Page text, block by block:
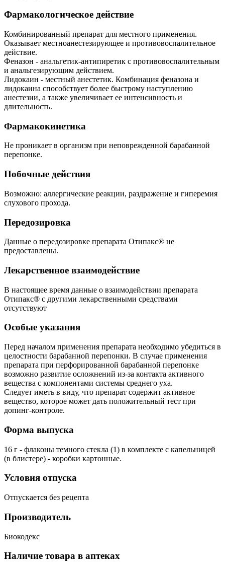
Фармакологическое действие
Комбинированный препарат для местного применения.
Оказывает местноанестезирующее и противовоспалительное
действие.
Феназон - анальгетик-антипиретик с противовоспалительным
и анальгезирующим действием.
Лидокаин - местный анестетик. Комбинация феназона и
лидокаина способствует более быстрому наступлению
анестезии, а также увеличивает ее интенсивность и
длительность.
Фармакокинетика
Не проникает в организм при неповрежденной барабанной
перепонке.
Побочные действия
Возможно: аллергические реакции, раздражение и гиперемия
слухового прохода.
Передозировка
Данные о передозировке препарата Отипакс® не
предоставлены.
Лекарственное взаимодействие
В настоящее время данные о взаимодействии препарата
Отипакс® с другими лекарственными средствами
отсутствуют
Особые указания
Перед началом применения препарата необходимо убедиться в
целостности барабанной перепонки. В случае применения
препарата при перфорированной барабанной перепонке
возможно развитие осложнений из-за контакта активного
вещества с компонентами системы среднего уха.
Следует иметь в виду, что препарат содержит активное
вещество, которое может дать положительный тест при
допинг-контроле.
Форма выпуска
16 г - флаконы темного стекла (1) в комплекте с капельницей
(в блистере) - коробки картонные.
Условия отпуска
Отпускается без рецепта
Производитель
Биокодекс
Наличие товара в аптеках